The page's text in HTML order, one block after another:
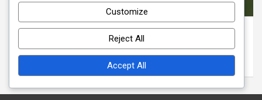
ANALYSE DER FORMATION 3-4-3
3-4-3 Formation: Vertikalität, Horizontale
Abstände, Taktische Fluidität
Samuel Grayson
Customize
Reject All
Accept All